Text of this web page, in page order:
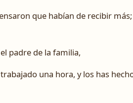
que habían de recibir
padre de la familia,
una hora, y los has